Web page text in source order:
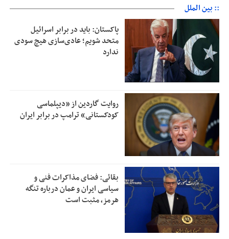
:: بین الملل
پاکستان: باید در برابر اسرائیل
متحد شویم؛ عادی‌سازی هیچ سودی
ندارد
روایت گاردین از «دیپلماسی
کودکستانی» ترامپ در برابر ایران
بقائی: فضای مذاکرات فنی و
سیاسی ایران و عمان درباره تنگه
هرمز، مثبت است